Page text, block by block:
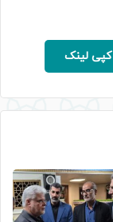
کپی لینک